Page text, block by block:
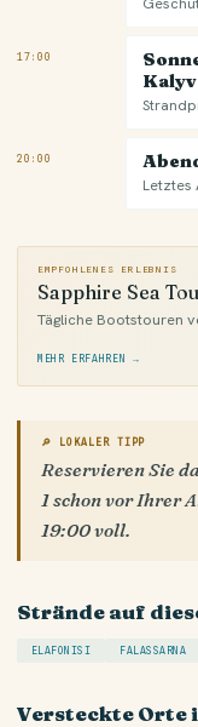
17:00
20:00
Letztes
EMPFOHLENES ERLEBNIS
Sapphire Sea
Tägliche Bootstouren
MEHR ERFAHREN →
🔎 LOKALER TIPP
Reservieren Sie
1 schon vor Ihrer
19:00 voll.
Strände auf
ELAFONISI FALASSARNA
Versteckte Orte